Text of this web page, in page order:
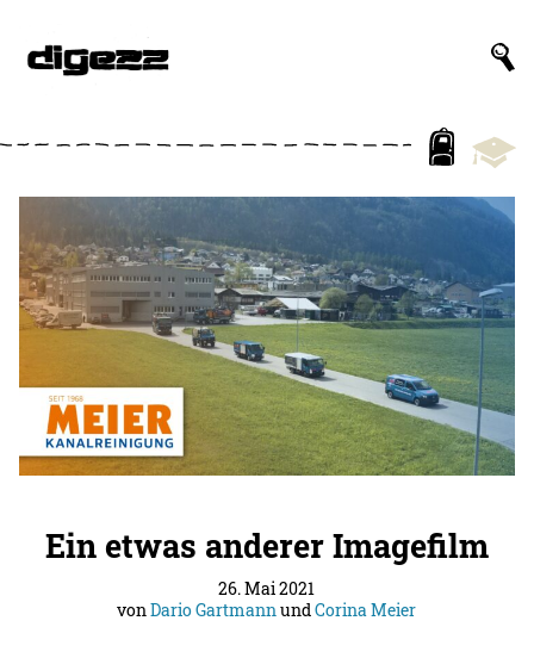
Ein etwas anderer Imagefilm
26. Mai 2021
vonDario GartmannundCorina Meier